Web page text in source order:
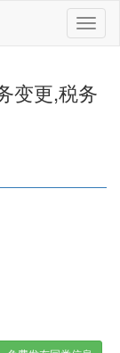
变更,税务